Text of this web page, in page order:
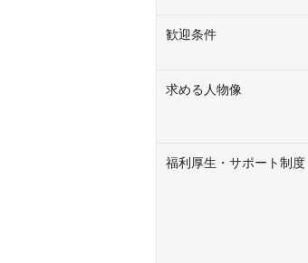
歓迎条件
求める人物像
福利厚生・サポート制度